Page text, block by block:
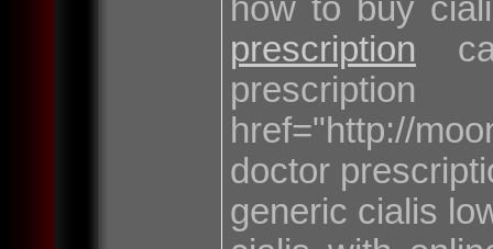
prescription
href="http://
doctor
generic cialis